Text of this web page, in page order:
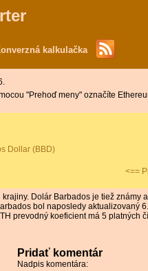
kalkulačka
"Prehoď meny" označíte
Dollar (BBD)
<==
Dolár Barbados je tiež
bol naposledy aktualizovaný
prevodný koeficient má 5 platných
Pridať komentár
Nadpis komentára: